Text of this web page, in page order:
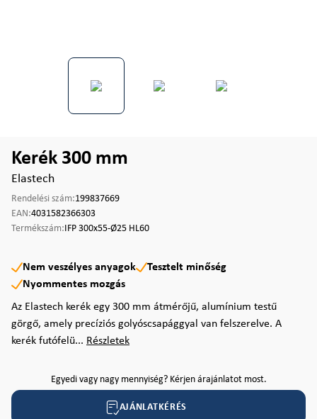
Kerék 300 mm
Elastech
Rendelési szám:199837669
EAN:4031582366303
Termékszám:IFP 300x55-Ø25 HL60
Nem veszélyes anyagok
Tesztelt minőség
Nyommentes mozgás
Az Elastech kerék egy 300 mm átmérőjű, alumínium testű
görgő, amely precíziós golyóscsapággyal van felszerelve. A
kerék futófelü... Részletek
Egyedi vagy nagy mennyiség? Kérjen árajánlatot most.
AJÁNLATKÉRÉS